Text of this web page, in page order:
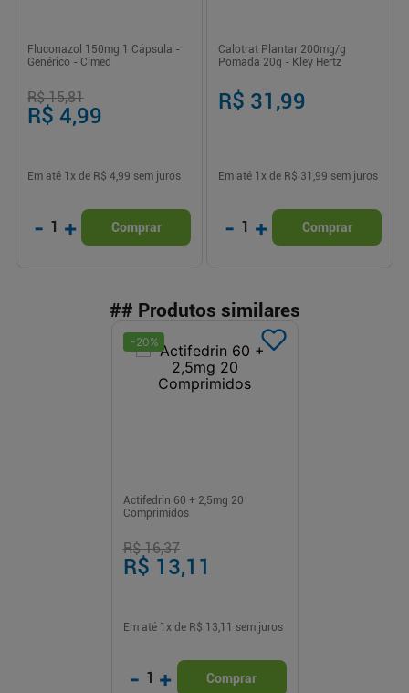
Fluconazol 150mg 1 Cápsula -
Genérico - Cimed
R$ 15,81
R$ 4,99
Em até 1 x de R$ 4,99 sem juros
- 1 + Comprar
Calotrat Plantar 200mg/g
Pomada 20g - Kley Hertz
R$ 31,99
Em até 1 x de R$ 31,99 sem juros
- 1 + Comprar
## Produtos similares
-20%
Actifedrin 60 + 2,5mg 20
Comprimidos
R$ 16,37
R$ 13,11
Em até 1 x de R$ 13,11 sem juros
- 1 + Comprar